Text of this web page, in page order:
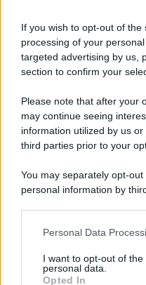
If you wish to opt-out of
processing of your
targeted advertising by us,
section to confirm your
Please note that after your
may continue seeing
information utilized by us
third parties prior to your
You may separately opt-
personal information by
This information may also
disclose it to other third
Personal Data
I want to opt-out of
personal data.
Opted In
© 2026 - Pianeta Design
Registrata Al Tribunale Di
ISCRIZIONE AL ROC
(ASSOCIAZIONE